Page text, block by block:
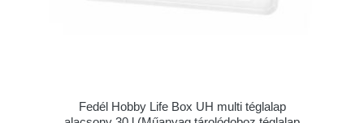
Fedél Hobby Life Box UH multi téglalap